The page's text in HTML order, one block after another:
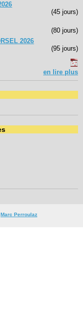
(45 jours)
(80 jours)
2026
(95 jours)
en lire plus
Marc Perroulaz